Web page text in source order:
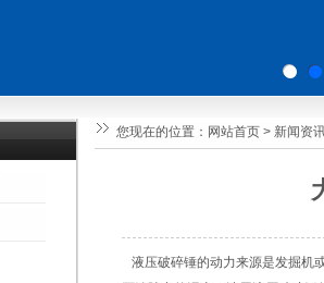
您现在的位置： 网站首页 > 新闻资
液压破碎锤的动力来源是发掘机